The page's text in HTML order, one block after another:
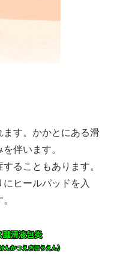
す。かかとにある滑
伴います。
ることもあります。
ヒールパッドを入